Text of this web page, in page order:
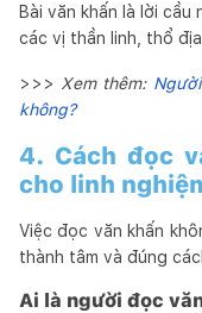
Bài văn khấn là lời cầu
các vị thần linh, thổ
>>> Xem thêm:
không?
4. Cách đọc
cho linh
Việc đọc văn khấn
thành tâm và đúng
Ai là người đọc